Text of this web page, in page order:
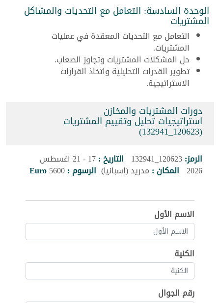
الوحدة السادسة: التعامل مع التحديات والمشاكل
المشتريات
التعامل مع التحديات المعقدة في عمليات
المشتريات.
حل المشكلات المشتريات وتجاوز الصعاب.
تطوير القدرات التحليلية واتخاذ القرارات
الاستراتيجية.
دورات المشتريات والمخازن
استراتيجيات تحليل وتقييم المشتريات
(120623_132941)
الرمز:120623_132941 التاريخ : 17 - 21 اغسطس
2026 المكان : مدريد (إسبانيا) الرسوم :5600
Euro
الاسم الأول
الكنية
رقم الجوال